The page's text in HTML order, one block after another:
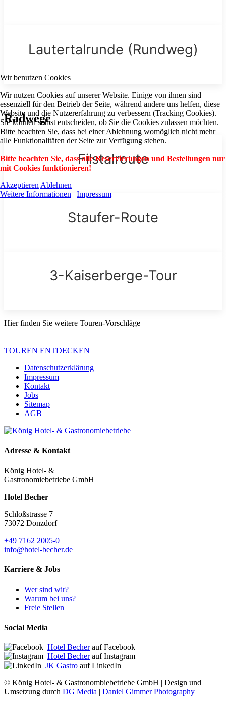
Lautertalrunde (Rundweg)
Radwege
Filstalroute
Staufer-Route
3-Kaiserberge-Tour
Hier finden Sie weitere Touren-Vorschläge
TOUREN ENTDECKEN
Datenschutzerklärung
Impressum
Kontakt
Jobs
Sitemap
AGB
Adresse & Kontakt
König Hotel- &
Gastronomiebetriebe GmbH
Hotel Becher
Schloßstrasse 7
73072 Donzdorf
+49 7162 2005-0
info@hotel-becher.de
Karriere & Jobs
Wer sind wir?
Warum bei uns?
Freie Stellen
Social Media
Hotel Becherauf Facebook
Hotel Becherauf Instagram
JK Gastro auf LinkedIn
© König Hotel- & Gastronombiebetriebe GmbH | Design und
Umsetzung durch DG Media | Daniel Gimmer Photography
Wir benutzen Cookies
Wir nutzen Cookies auf unserer Website. Einige von ihnen sind
essenziell für den Betrieb der Seite, während andere uns helfen, diese
Website und die Nutzererfahrung zu verbessern (Tracking Cookies).
Sie können selbst entscheiden, ob Sie die Cookies zulassen möchten.
Bitte beachten Sie, dass bei einer Ablehnung womöglich nicht mehr
alle Funktionalitäten der Seite zur Verfügung stehen.
Bitte beachten Sie, dass alle Reservierungen und Bestellungen nur
mit Cookies funktionieren!
Akzeptieren Ablehnen
Weitere Informationen | Impressum